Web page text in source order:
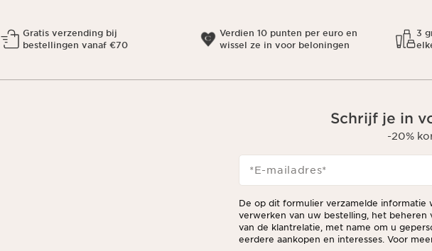
Gratis verzending bij
bestellingen vanaf €70
Verdien 10 punten per euro en
wissel ze in voor beloningen
3
Schrijf je in
-20%
*E-mailadres*
De op dit formulier verzamelde informatie
verwerken van uw bestelling, het beheren
van de klantrelatie, met name om u
eerdere aankopen en interesses. Voor